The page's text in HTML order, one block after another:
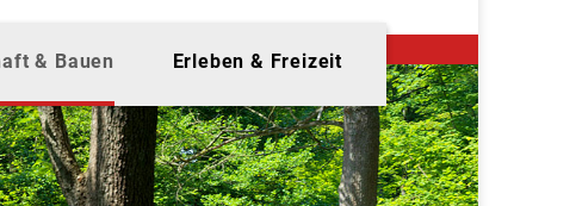
& Bauen Erleben & Freizeit